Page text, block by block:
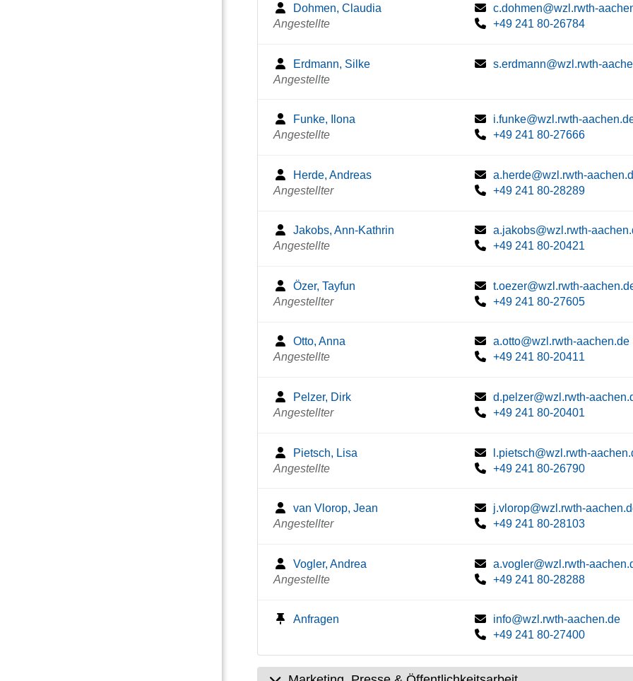
Dohmen, Claudia
Angestellte
c.dohmen@wzl.rwth-
+49 241 80-26784
Erdmann, Silke
Angestellte
s.erdmann@wzl.rwth-
Funke, Ilona
Angestellte
i.funke@wzl.rwth-
+49 241 80-27666
Herde, Andreas
Angestellter
a.herde@wzl.rwth-
+49 241 80-28289
Jakobs, Ann-Kathrin
Angestellte
a.jakobs@wzl.rwth-
+49 241 80-20421
Özer, Tayfun
Angestellter
t.oezer@wzl.rwth-
+49 241 80-27605
Otto, Anna
Angestellte
a.otto@wzl.rwth-aachen.de
+49 241 80-20411
Pelzer, Dirk
Angestellter
d.pelzer@wzl.rwth-
+49 241 80-20401
Pietsch, Lisa
Angestellte
l.pietsch@wzl.rwth-
+49 241 80-26790
van Vlorop, Jean
Angestellter
j.vlorop@wzl.rwth-
+49 241 80-28103
Vogler, Andrea
Angestellte
a.vogler@wzl.rwth-
+49 241 80-28288
Anfragen
info@wzl.rwth-aachen.de
+49 241 80-27400